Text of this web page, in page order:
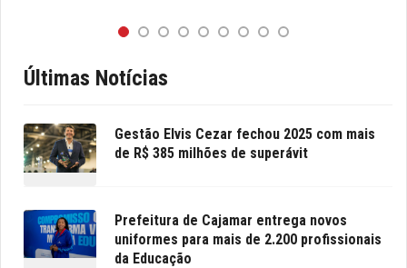
Últimas Notícias
Gestão Elvis Cezar fechou 2025 com mais
de R$ 385 milhões de superávit
Prefeitura de Cajamar entrega novos
uniformes para mais de 2.200 profissionais
da Educação